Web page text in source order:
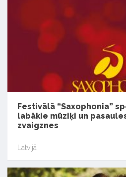
Festivālā “Saxophonia”
labākie mūziķi un
zvaigznes
Latvijā